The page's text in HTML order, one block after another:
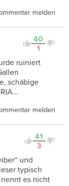
melden
40
1
ruiniert
schäbige
melden
41
3
und
typisch
es nicht